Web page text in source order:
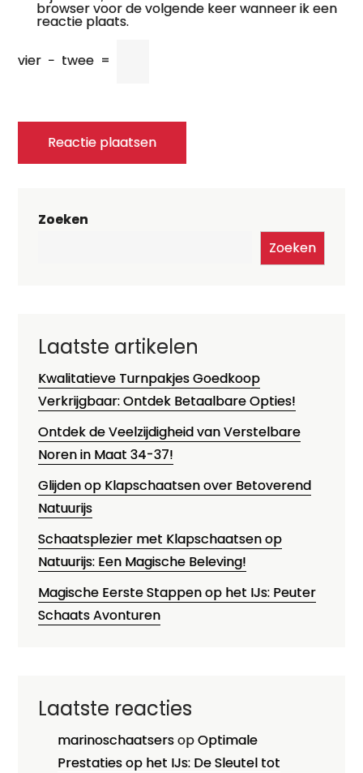
browser voor de volgende keer wanneer ik een
reactie plaats.
vier − twee =
Zoeken
Zoeken
Laatste artikelen
Kwalitatieve Turnpakjes Goedkoop
Verkrijgbaar: Ontdek Betaalbare Opties!
Ontdek de Veelzijdigheid van Verstelbare
Noren in Maat 34-37!
Glijden op Klapschaatsen over Betoverend
Natuurijs
Schaatsplezier met Klapschaatsen op
Natuurijs: Een Magische Beleving!
Magische Eerste Stappen op het IJs: Peuter
Schaats Avonturen
Laatste reacties
marinoschaatsersopOptimale
Prestaties op het IJs: De Sleutel tot